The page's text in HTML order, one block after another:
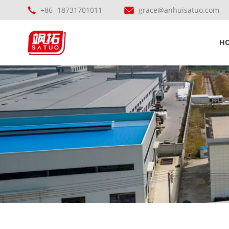
+86 -18731701011 grace@anhuisatuo.com